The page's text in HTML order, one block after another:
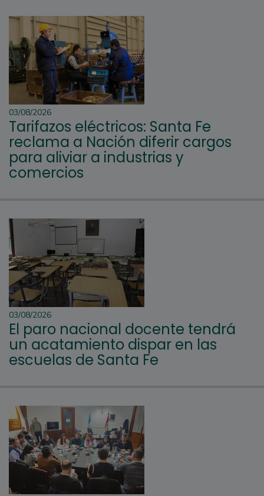
03/08/2026
Tarifazos eléctricos: Santa Fe
reclama a Nación diferir cargos
para aliviar a industrias y
comercios
03/08/2026
El paro nacional docente tendrá
un acatamiento dispar en las
escuelas de Santa Fe